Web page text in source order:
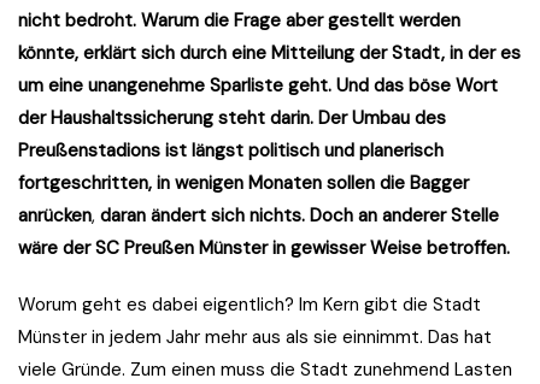
nicht bedroht. Warum die Frage aber gestellt werden
könnte, erklärt sich durch eine Mitteilung der Stadt, in der es
um eine unangenehme Sparliste geht. Und das böse Wort
der Haushaltssicherung steht darin. Der Umbau des
Preußenstadions ist längst politisch und planerisch
fortgeschritten, in wenigen Monaten sollen die Bagger
anrücken, daran ändert sich nichts. Doch an anderer Stelle
wäre der SC Preußen Münster in gewisser Weise betroffen.
Worum geht es dabei eigentlich? Im Kern gibt die Stadt
Münster in jedem Jahr mehr aus als sie einnimmt. Das hat
viele Gründe. Zum einen muss die Stadt zunehmend Lasten